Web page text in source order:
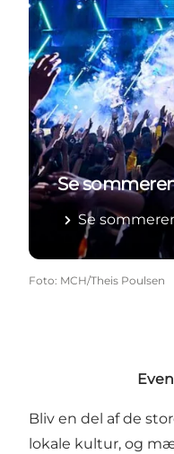
Se
Se
Foto: MCH/Theis Poulsen
Bliv en del af de
lokale kultur, og